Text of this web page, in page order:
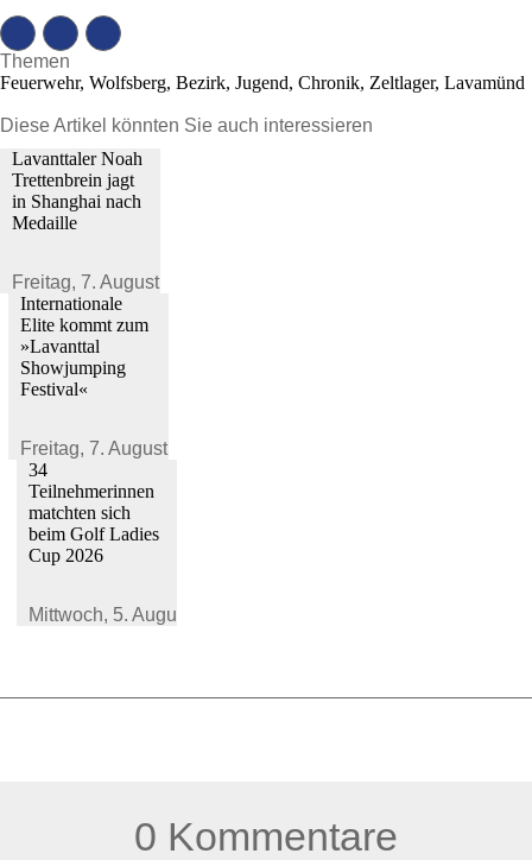
Themen
Feuerwehr, Wolfsberg, Bezirk, Jugend, Chronik, Zeltlager, Lavamünd
Diese Artikel könnten Sie auch interessieren
Lavanttaler Noah
Trettenbrein jagt
in Shanghai nach
Medaille
Freitag, 7. August 2026
Internationale
Elite kommt zum
»Lavanttal
Showjumping
Festival«
Freitag, 7. August 2026
34
Teilnehmerinnen
matchten sich
beim Golf Ladies
Cup 2026
Mittwoch, 5. August 2026
0 Kommentare